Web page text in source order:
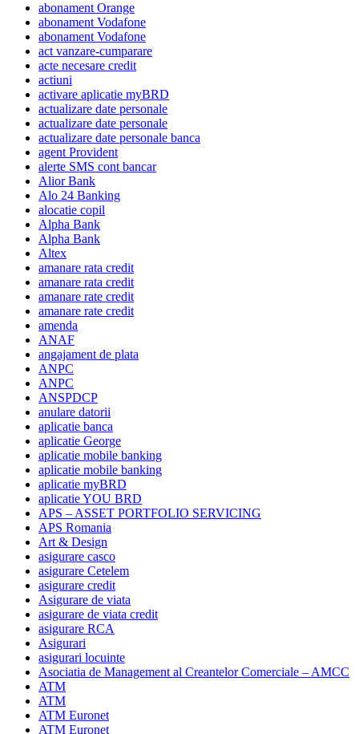
abonament Orange
abonament Vodafone
abonament Vodafone
act vanzare-cumparare
acte necesare credit
actiuni
activare aplicatie myBRD
actualizare date personale
actualizare date personale
actualizare date personale banca
agent Provident
alerte SMS cont bancar
Alior Bank
Alo 24 Banking
alocatie copil
Alpha Bank
Alpha Bank
Altex
amanare rata credit
amanare rata credit
amanare rate credit
amanare rate credit
amenda
ANAF
angajament de plata
ANPC
ANPC
ANSPDCP
anulare datorii
aplicatie banca
aplicatie George
aplicatie mobile banking
aplicatie mobile banking
aplicatie myBRD
aplicatie YOU BRD
APS – ASSET PORTFOLIO SERVICING
APS Romania
Art & Design
asigurare casco
asigurare Cetelem
asigurare credit
Asigurare de viata
asigurare de viata credit
asigurare RCA
Asigurari
asigurari locuinte
Asociatia de Management al Creantelor Comerciale – AMCC
ATM
ATM
ATM Euronet
ATM Euronet